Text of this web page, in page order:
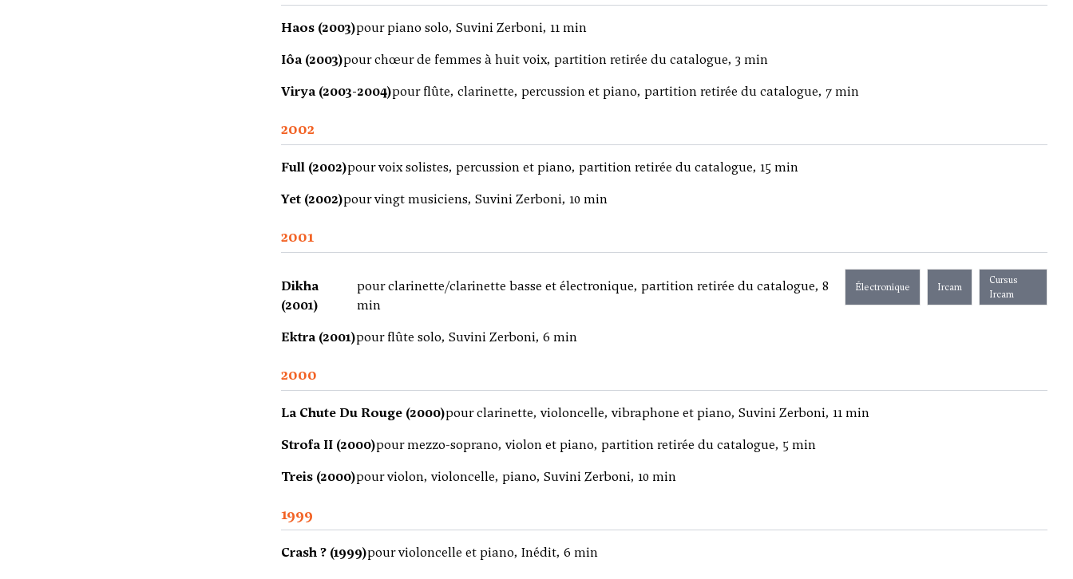
Haos (2003)pour piano solo, Suvini Zerboni, 11 min
Iôa (2003)pour chœur de femmes à huit voix, partition retirée du catalogue, 3 min
Virya (2003-2004)pour flûte, clarinette, percussion et piano, partition retirée du catalogue, 7 min
2002
Full (2002)pour voix solistes, percussion et piano, partition retirée du catalogue, 15 min
Yet (2002)pour vingt musiciens, Suvini Zerboni, 10 min
2001
Dikha
(2001)
pour clarinette/clarinette basse et électronique, partition retirée du catalogue, 8
min
Électronique Ircam
Cursus
Ircam
Ektra (2001)pour flûte solo, Suvini Zerboni, 6 min
2000
La Chute Du Rouge (2000)pour clarinette, violoncelle, vibraphone et piano, Suvini Zerboni, 11 min
Strofa II (2000)pour mezzo-soprano, violon et piano, partition retirée du catalogue, 5 min
Treis (2000)pour violon, violoncelle, piano, Suvini Zerboni, 10 min
1999
Crash ? (1999)pour violoncelle et piano, Inédit, 6 min